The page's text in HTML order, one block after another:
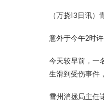
（万挠13日讯）
意外于今午2时
今天较早前，一
生滑到受伤事件
雪州消拯局主任